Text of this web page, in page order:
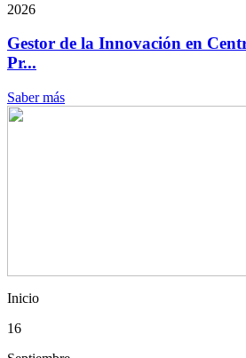
2026
Gestor de la Innovación en
Pr...
Saber más
Inicio
16